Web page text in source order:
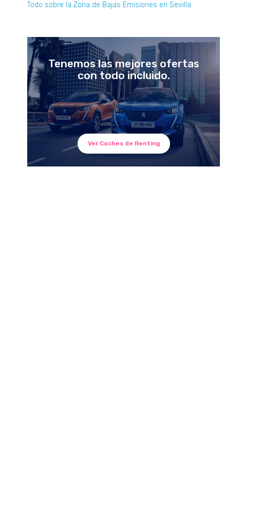
Todo sobre la Zona de Bajas Emisiones en Sevilla
Tenemos las mejores ofertas
con todo incluido.
Ver Coches de Renting